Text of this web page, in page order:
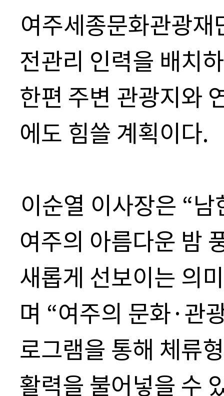
여주세종문화관광
전관리 인력을 배치
한편 주변 관광지와
에도 힘쓸 계획이다.
이순열 이사장은 “남
여주의 아름다운 밤
새롭게 선보이는 의
며 “여주의 문화·관
로그램을 통해 체류
활력을 불어넣을 수